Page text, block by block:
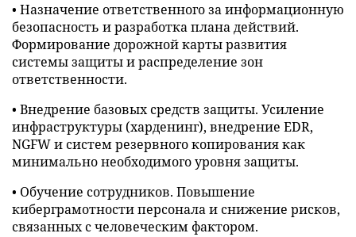
• Назначение ответственного за информационную
безопасность и разработка плана действий.
Формирование дорожной карты развития
системы защиты и распределение зон
ответственности.
• Внедрение базовых средств защиты. Усиление
инфраструктуры (харденинг), внедрение EDR,
NGFW и систем резервного копирования как
минимально необходимого уровня защиты.
• Обучение сотрудников. Повышение
киберграмотности персонала и снижение рисков,
связанных с человеческим фактором.